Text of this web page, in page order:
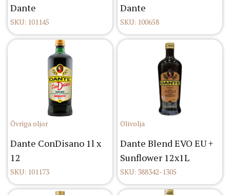
Dante
SKU: 101145
Dante
SKU: 100658
Övriga oljor
Dante ConDisano 1l x
12
SKU: 101173
Olivolja
Dante Blend EVO EU +
Sunflower 12x1L
SKU: 388342-1305